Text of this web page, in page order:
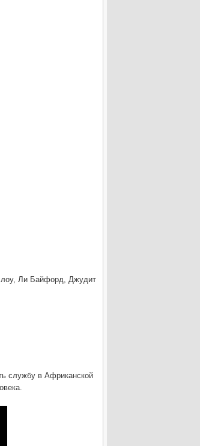
Ли Байфорд, Джудит
службу в Африканской